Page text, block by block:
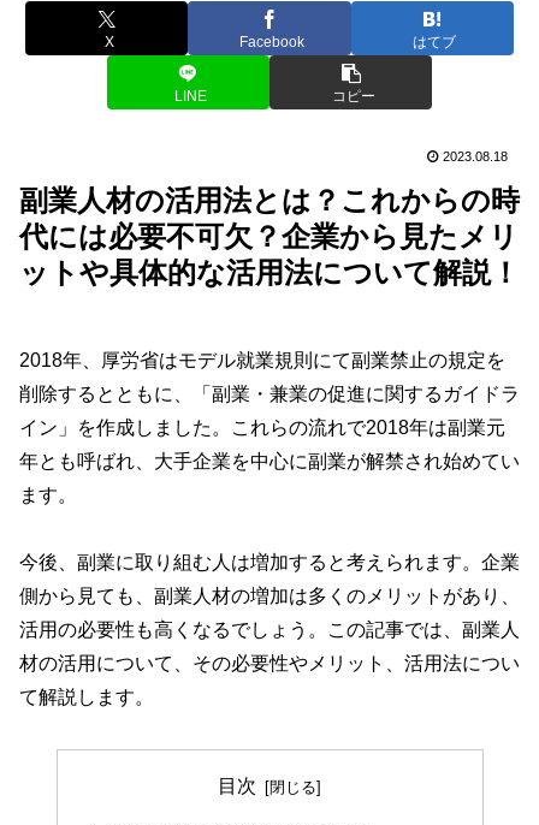
X Facebook はてブ
LINE コピー
2023.08.18
副業人材の活用法とは？これからの時
代には必要不可欠？企業から見たメリ
ットや具体的な活用法について解説！
2018年、厚労省はモデル就業規則にて副業禁止の規定を
削除するとともに、「副業・兼業の促進に関するガイドラ
イン」を作成しました。これらの流れで2018年は副業元
年とも呼ばれ、大手企業を中心に副業が解禁され始めてい
ます。
今後、副業に取り組む人は増加すると考えられます。企業
側から見ても、副業人材の増加は多くのメリットがあり、
活用の必要性も高くなるでしょう。この記事では、副業人
材の活用について、その必要性やメリット、活用法につい
て解説します。
目次